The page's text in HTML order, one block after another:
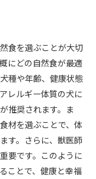
食を選ぶことが大切
にどの自然食が最適
種や年齢、健康状態
レルギー体質の犬に
推奨されます。ま
材を選ぶことで、体
す。さらに、獣医師
要です。このように
ことで、健康と幸福